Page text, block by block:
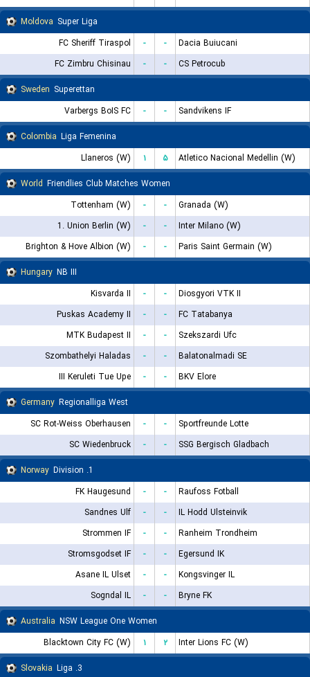
Moldova Super Liga
FC Sheriff Tiraspol
- -
Dacia Buiucani
FC Zimbru Chisinau
- -
CS Petrocub
Sweden Superettan
Varbergs BoIS FC
- -
Sandvikens IF
Colombia Liga Femenina
Llaneros (W)
۱ ۵
Atletico Nacional Medellin (W)
World Friendlies Club Matches Women
Tottenham (W)
- -
Granada (W)
1. Union Berlin (W)
- -
Inter Milano (W)
Brighton & Hove Albion (W)
- -
Paris Saint Germain (W)
Hungary NB III
Kisvarda II
- -
Diosgyori VTK II
Puskas Academy II
- -
FC Tatabanya
MTK Budapest II
- -
Szekszardi Ufc
Szombathelyi Haladas
- -
Balatonalmadi SE
III Keruleti Tue Upe
- -
BKV Elore
Germany Regionalliga West
SC Rot-Weiss Oberhausen
- -
Sportfreunde Lotte
SC Wiedenbruck
- -
SSG Bergisch Gladbach
Norway
1. Division
FK Haugesund
- -
Raufoss Fotball
Sandnes Ulf
- -
IL Hodd Ulsteinvik
Strommen IF
- -
Ranheim Trondheim
Stromsgodset IF
- -
Egersund IK
Asane IL Ulset
- -
Kongsvinger IL
Sogndal IL
- -
Bryne FK
Australia NSW League One Women
Blacktown City FC (W)
۱ ۲
Inter Lions FC (W)
Slovakia
3. Liga